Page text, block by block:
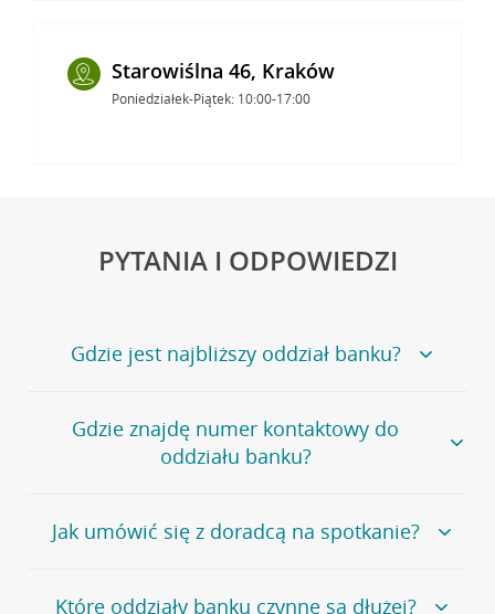
Starowiślna 46, Kraków
Poniedziałek-Piątek: 10:00-17:00
PYTANIA I ODPOWIEDZI
Gdzie jest najbliższy oddział banku?
Jeśli szukasz oddziału naszego banku, zapraszamy na
stronęPlacówki i bankomaty, na której znajduje się
wygodna wyszukiwarka.
oddziałów
Gdzie znajdę numer kontaktowy do
oddziału banku?
Bank Credit Agricole nie udostępnia ogólnego numeru
telefonu do placówki bankowej.
umówienia się z doradcą w placówce bankowej .
Jak umówić się z doradcą na spotkanie?
Jeśli jesteś już naszym
Które oddziały banku czynne są dłużej?